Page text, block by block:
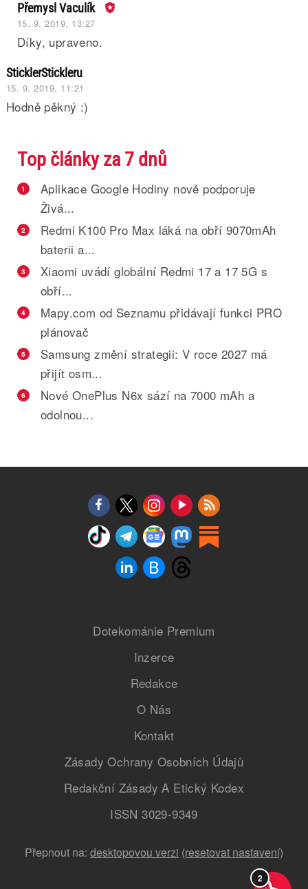
Přemysl Vaculík
15. 9. 2019, 13:27
Díky, upraveno.
SticklerStickleru
15. 9. 2019, 11:21
Hodně pěkný :)
Top články za 7 dnů
1
Aplikace Google Hodiny nově podporuje
Živá...
2
Redmi K100 Pro Max láká na obří 9070mAh
baterii a...
3
Xiaomi uvádí globální Redmi 17 a 17 5G s
obří...
4
Mapy.com od Seznamu přidávají funkci PRO
plánovač
5
Samsung změní strategii: V roce 2027 má
přijít osm...
6
Nové OnePlus N6x sází na 7000 mAh a
odolnou...
Dotekománie Premium
Inzerce
Redakce
O Nás
Kontakt
Zásady Ochrany Osobních Údajů
Redakční Zásady A Etický Kodex
ISSN 3029-9349
Přepnout na: desktopovou verzi (resetovat nastavení)
2